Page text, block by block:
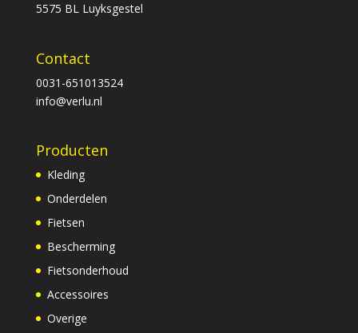
5575 BL Luyksgestel
Contact
0031-651013524
info@verlu.nl
Producten
Kleding
Onderdelen
Fietsen
Bescherming
Fietsonderhoud
Accessoires
Overige